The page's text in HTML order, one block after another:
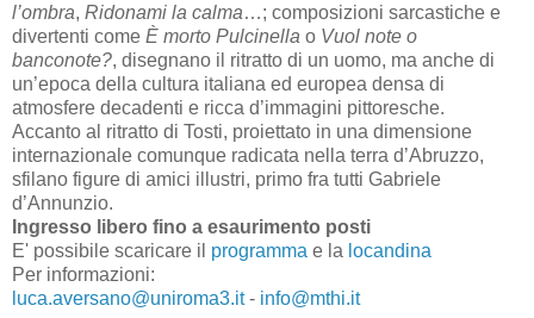
l’ombra, Ridonami la calma…; composizioni sarcastiche e
divertenti come È morto Pulcinella o Vuol note o
banconote?, disegnano il ritratto di un uomo, ma anche di
un’epoca della cultura italiana ed europea densa di
atmosfere decadenti e ricca d’immagini pittoresche.
Accanto al ritratto di Tosti, proiettato in una dimensione
internazionale comunque radicata nella terra d’Abruzzo,
sfilano figure di amici illustri, primo fra tutti Gabriele
d’Annunzio.
Ingresso libero fino a esaurimento posti
E' possibile scaricare il programma e la locandina
Per informazioni:
luca.aversano@uniroma3.it- info@mthi.it